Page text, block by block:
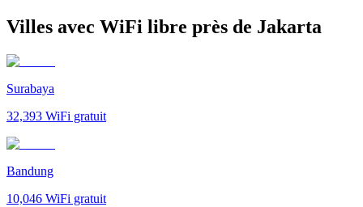
Villes avec WiFi libre près de Jakarta
Surabaya
32,393 WiFi gratuit
Bandung
10,046 WiFi gratuit